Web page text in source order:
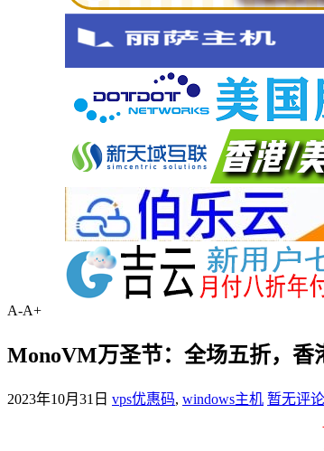
A-A+
MonoVM万圣节：全场五折，香
2023年10月31日 vps优惠码, windows主机 暂无评论